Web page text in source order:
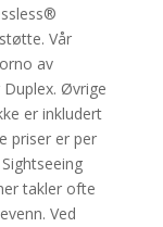
Vår
av
Øvrige
er inkludert
priser er per
takler ofte
Ved